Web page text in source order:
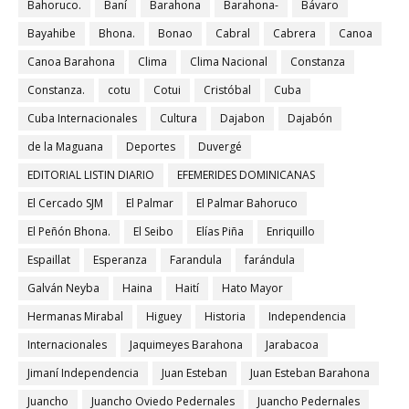
Bahoruco. Baní Barahona Barahona-
Bávaro
Bayahibe
Bhona. Bonao Cabral Cabrera
Canoa
Canoa Barahona
Clima Clima Nacional
Constanza
Constanza.
cotu Cotui Cristóbal
Cuba
Cuba Internacionales
Cultura Dajabon
Dajabón
de la Maguana
Deportes
Duvergé
EDITORIAL LISTIN DIARIO
EFEMERIDES DOMINICANAS
El Cercado SJM
El Palmar
El Palmar Bahoruco
El Peñón Bhona.
El Seibo Elías Piña
Enriquillo
Espaillat
Esperanza Farandula
farándula
Galván Neyba
Haina Haití
Hato Mayor
Hermanas Mirabal
Higuey Historia
Independencia
Internacionales
Jaquimeyes Barahona
Jarabacoa
Jimaní Independencia
Juan Esteban
Juan Esteban Barahona
Juancho
Juancho Oviedo Pedernales Juancho Pedernales